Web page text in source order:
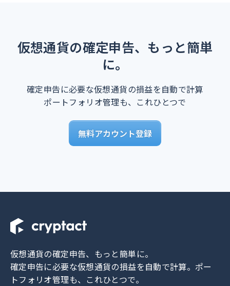
仮想通貨の確定申告、もっと簡単
に。
確定申告に必要な仮想通貨の損益を自動で計算
ポートフォリオ管理も、これひとつで
無料アカウント登録
仮想通貨の確定申告、もっと簡単に。
確定申告に必要な仮想通貨の損益を自動で計算。 ポー
トフォリオ管理も、これひとつで。